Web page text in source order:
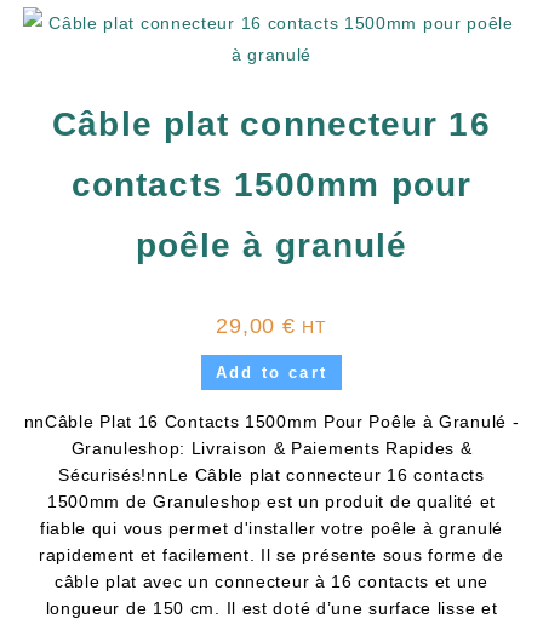
Câble plat connecteur 16
contacts 1500mm pour
poêle à granulé
29,00 € HT
Add to cart
nnCâble Plat 16 Contacts 1500mm Pour Poêle à Granulé -
Granuleshop: Livraison & Paiements Rapides &
Sécurisés!nnLe Câble plat connecteur 16 contacts
1500mm de Granuleshop est un produit de qualité et
fiable qui vous permet d'installer votre poêle à granulé
rapidement et facilement. Il se présente sous forme de
câble plat avec un connecteur à 16 contacts et une
longueur de 150 cm. Il est doté d’une surface lisse et